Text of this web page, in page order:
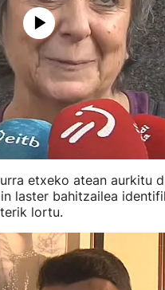
etxeko atean aurkitu
laster bahitzailea
lortu.